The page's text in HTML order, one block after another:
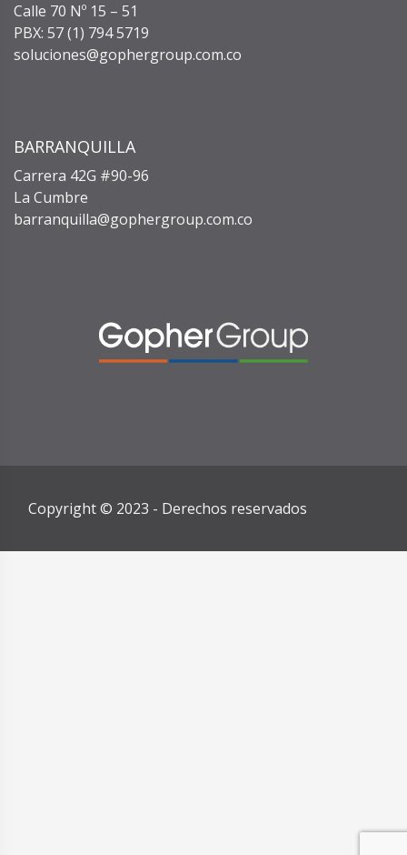
Calle 70 Nº 15 – 51
PBX: 57 (1) 794 5719
soluciones@gophergroup.com.co
BARRANQUILLA
Carrera 42G #90-96
La Cumbre
barranquilla@gophergroup.com.co
Copyright © 2023 - Derechos reservados